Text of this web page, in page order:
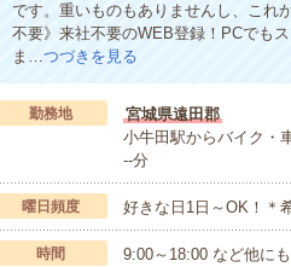
です。重いものもありませんし、これ
不要》来社不要のWEB登録！PCでも
ま…つづきを見る
勤務地
宮城県遠田郡
小牛田駅からバイク・
--分
曜日頻度 好きな日1日～OK！＊
時間
9:00～18:00 など他に